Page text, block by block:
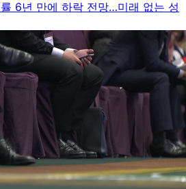
6년 만에 하락 전망…미래 없는 성